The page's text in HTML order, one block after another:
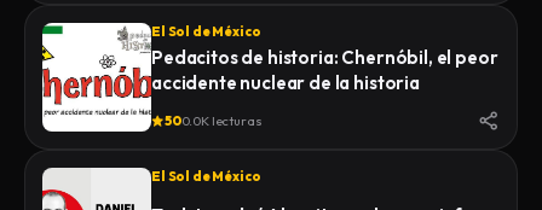
El Sol de México
Pedacitos de historia: Chernóbil, el peor
accidente nuclear de la historia
500.0K lecturas
El Sol de México